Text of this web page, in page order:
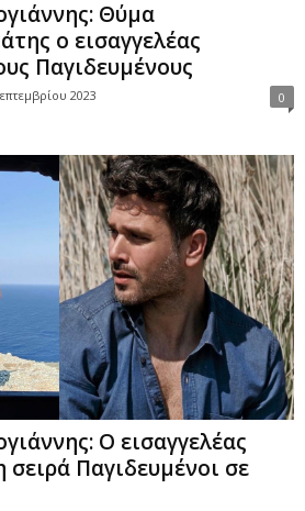
Θύμα
ο εισαγγελέας
Παγιδευμένους
2023 0
Ο εισαγγελέας
Παγιδευμένοι σε